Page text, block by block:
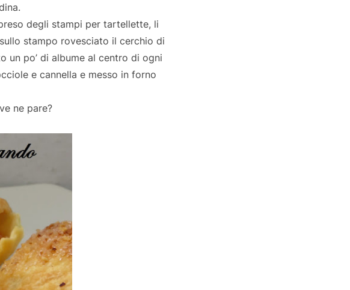
degli stampi per tartellette, li
stampo rovesciato il cerchio di
un po’ di albume al centro di ogni
e cannella e messo in forno
ne pare?